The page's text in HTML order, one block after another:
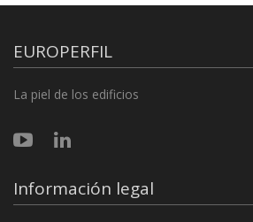
EUROPERFIL
La piel de los edificios
Información legal